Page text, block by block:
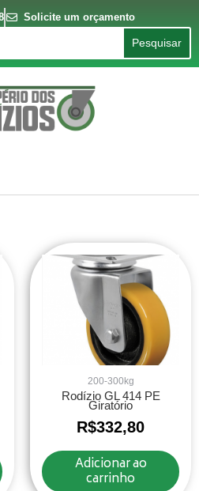
Solicite um orçamento
Pesquisar
200-300kg
Rodízio GL 414 PE
Giratório
R$332,80
Adicionar ao
carrinho